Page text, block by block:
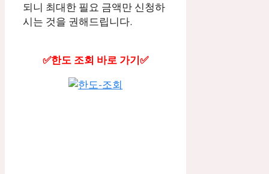
되니 최대한 필요 금액만 신청하
시는 것을 권해드립니다.
✅한도 조회 바로 가기✅